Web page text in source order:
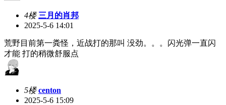
4楼 三月的肖邦
2025-5-6 14:01
荒野目前第一粪怪，近战打的那叫 没劲。。。闪光弹一直闪
才能 打的稍微舒服点
5楼 centon
2025-5-6 15:09